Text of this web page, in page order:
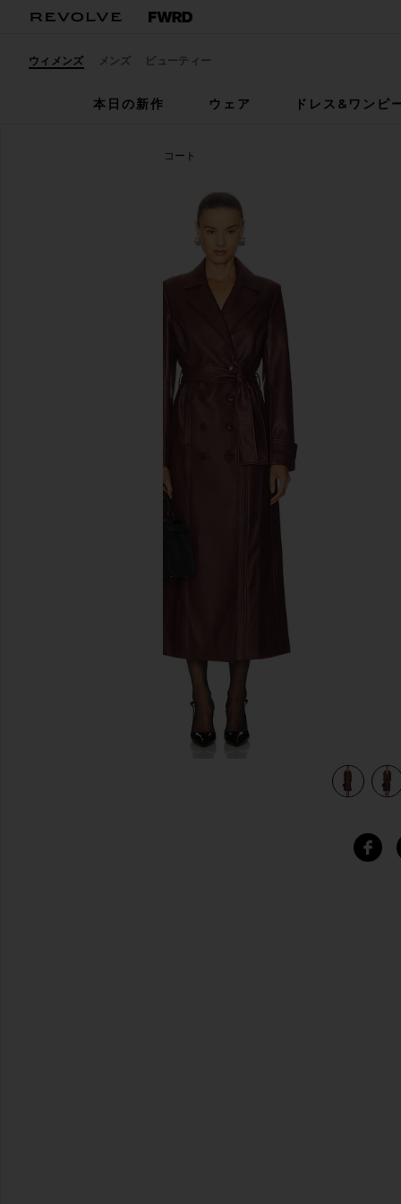
ウィメンズ メンズ ビューティー
本日の新作 ウェア ドレス&ワンピ
FAUX LEATHER コート
お気に入りBardot Faux Leather Longline Coat in